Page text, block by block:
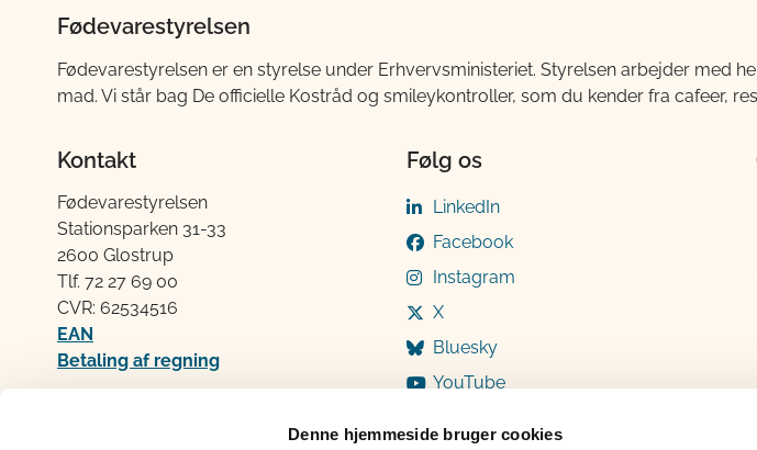
Denne hjemmeside bruger cookies
Fødevarestyrelsen
Fødevarestyrelsen er en styrelse under Erhvervsministeriet. Styrelsen arbejder
mad. Vi står bag De officielle Kostråd og smileykontroller, som du kender fra cafeer,
Kontakt
Fødevarestyrelsen
Stationsparken 31-33
2600 Glostrup
Tlf. 72 2​​​7 69 00
CVR: 62534516
EAN
Betaling af regning
Følg os
LinkedIn
Facebook
Instagram
X
Bluesky
YouTube